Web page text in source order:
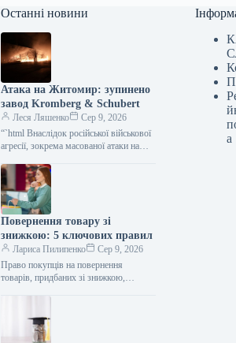
Останні новини
Атака на Житомир: зупинено
завод Kromberg & Schubert
Леся Ляшенко
Сер 9, 2026
“`html Внаслідок російської військової
агресії, зокрема масованої атаки на
постраждало підприємство Kromberg
&…
Повернення товару зі
знижкою: 5 ключових правил
Лариса Пилипенко
Сер 9, 2026
Право покупців на повернення
товарів, придбаних зі знижкою,
неможливість повернення акційних
товарів. Такі обмеження…
а